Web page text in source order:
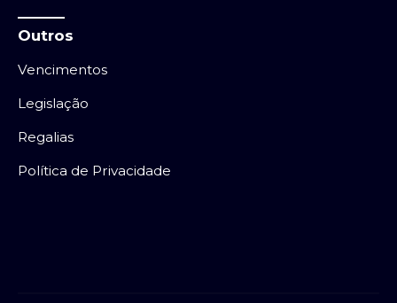
Outros
Vencimentos
Legislação
Regalias
Política de Privacidade